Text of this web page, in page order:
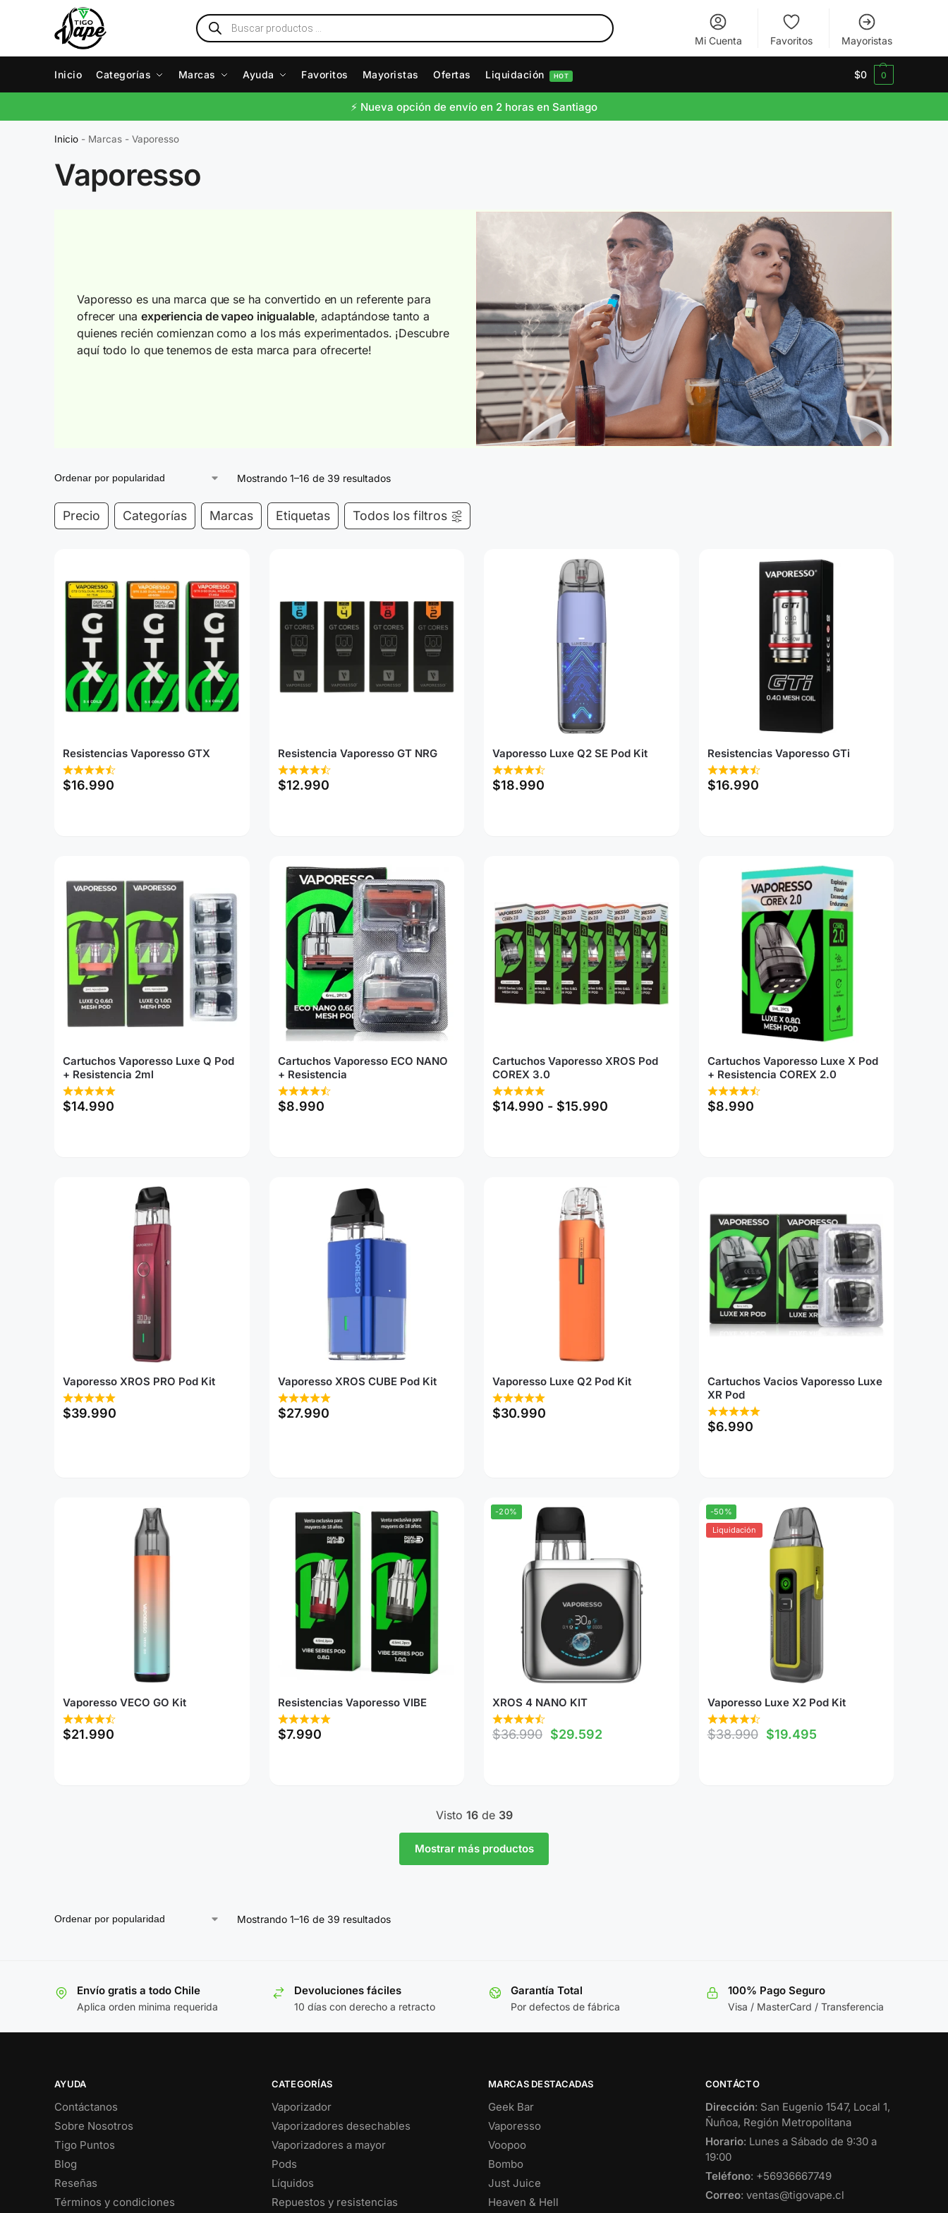
Mi Cuenta Favoritos Mayoristas
Inicio Categorías Marcas Ayuda Favoritos Mayoristas Ofertas Liquidación HOT $0 0
⚡️ Nueva opción de envío en 2 horas en Santiago
Inicio - Marcas - Vaporesso
Vaporesso
Vaporesso es una marca que se ha convertido en un referente para
ofrecer una experiencia de vapeo inigualable, adaptándose tanto a
quienes recién comienzan como a los más experimentados. ¡Descubre
aquí todo lo que tenemos de esta marca para ofrecerte!
Mostrando 1–16 de 39 resultados
Precio Categorías Marcas Etiquetas Todos los filtros
Resistencias Vaporesso GTX
$16.990
Resistencia Vaporesso GT NRG
$12.990
Vaporesso Luxe Q2 SE Pod Kit
$18.990
Resistencias Vaporesso GTi
$16.990
Cartuchos Vaporesso Luxe Q Pod
+ Resistencia 2ml
$14.990
Cartuchos Vaporesso ECO NANO
+ Resistencia
$8.990
Cartuchos Vaporesso XROS Pod
COREX 3.0
$14.990 - $15.990
Cartuchos Vaporesso Luxe X Pod
+ Resistencia COREX 2.0
$8.990
Vaporesso XROS PRO Pod Kit
$39.990
Vaporesso XROS CUBE Pod Kit
$27.990
Vaporesso Luxe Q2 Pod Kit
$30.990
Cartuchos Vacios Vaporesso Luxe
XR Pod
$6.990
Vaporesso VECO GO Kit
$21.990
Resistencias Vaporesso VIBE
$7.990
-20%
XROS 4 NANO KIT
$36.990 $29.592
-50%
Liquidación
Vaporesso Luxe X2 Pod Kit
$38.990 $19.495
Visto 16de 39
Mostrar más productos
Mostrando 1–16 de 39 resultados
Envío gratis a todo Chile
Aplica orden minima requerida
Devoluciones fáciles
10 días con derecho a retracto
Garantía Total
Por defectos de fábrica
100% Pago Seguro
Visa / MasterCard / Transferencia
AYUDA
Contáctanos
Sobre Nosotros
Tigo Puntos
Blog
Reseñas
Términos y condiciones
CATEGORÍAS
Vaporizador
Vaporizadores desechables
Vaporizadores a mayor
Pods
Líquidos
Repuestos y resistencias
MARCAS DESTACADAS
Geek Bar
Vaporesso
Voopoo
Bombo
Just Juice
Heaven & Hell
CONTÁCTO
Dirección: San Eugenio 1547, Local 1,
Ñuñoa, Región Metropolitana
Horario: Lunes a Sábado de 9:30 a
19:00
Teléfono: +56936667749
Correo: ventas@tigovape.cl